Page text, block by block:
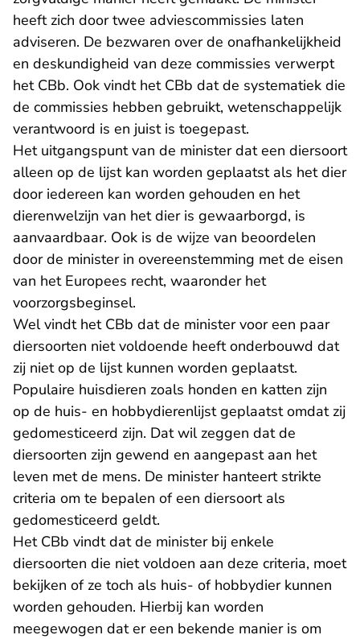
heeft zich door twee adviescommissies laten
adviseren. De bezwaren over de onafhankelijkheid
en deskundigheid van deze commissies verwerpt
het CBb. Ook vindt het CBb dat de systematiek die
de commissies hebben gebruikt, wetenschappelijk
verantwoord is en juist is toegepast.
Het uitgangspunt van de minister dat een diersoort
alleen op de lijst kan worden geplaatst als het dier
door iedereen kan worden gehouden en het
dierenwelzijn van het dier is gewaarborgd, is
aanvaardbaar. Ook is de wijze van beoordelen
door de minister in overeenstemming met de eisen
van het Europees recht, waaronder het
voorzorgsbeginsel.
Wel vindt het CBb dat de minister voor een paar
diersoorten niet voldoende heeft onderbouwd dat
zij niet op de lijst kunnen worden geplaatst.
Populaire huisdieren zoals honden en katten zijn
op de huis- en hobbydierenlijst geplaatst omdat zij
gedomesticeerd zijn. Dat wil zeggen dat de
diersoorten zijn gewend en aangepast aan het
leven met de mens. De minister hanteert strikte
criteria om te bepalen of een diersoort als
gedomesticeerd geldt.
Het CBb vindt dat de minister bij enkele
diersoorten die niet voldoen aan deze criteria, moet
bekijken of ze toch als huis- of hobbydier kunnen
worden gehouden. Hierbij kan worden
meegewogen dat er een bekende manier is om